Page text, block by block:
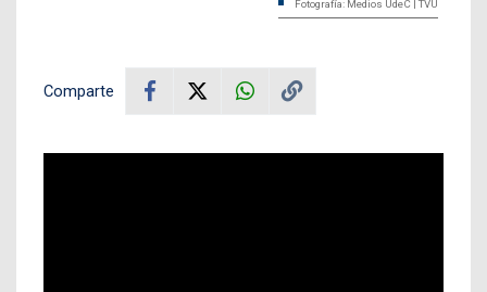
Fotografía: Medios UdeC | TVU
Comparte